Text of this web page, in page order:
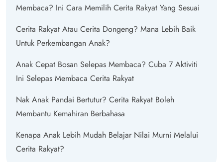
Membaca? Ini Cara Memilih Cerita Rakyat Yang Sesuai
Cerita Rakyat Atau Cerita Dongeng? Mana Lebih Baik
Untuk Perkembangan Anak?
Anak Cepat Bosan Selepas Membaca? Cuba 7 Aktiviti
Ini Selepas Membaca Cerita Rakyat
Nak Anak Pandai Bertutur? Cerita Rakyat Boleh
Membantu Kemahiran Berbahasa
Kenapa Anak Lebih Mudah Belajar Nilai Murni Melalui
Cerita Rakyat?